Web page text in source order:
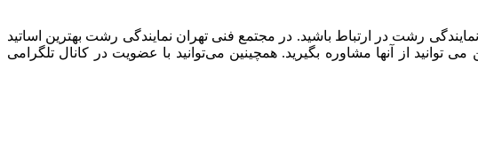
رشت در ارتباط باشید. در مجتمع فنی تهران نمایندگی رشت بهترین اساتید
از آنها مشاوره بگیرید. همچینین می‌توانید با عضویت در کانال تلگرامی